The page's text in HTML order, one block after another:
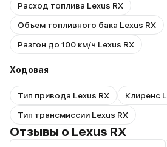
Расход топлива Lexus RX
Объем топливного бака Lexus RX
Разгон до 100 км/ч Lexus RX
Ходовая
Тип привода Lexus RX
Клиренс
Тип трансмиссии Lexus RX
Отзывы о Lexus RX